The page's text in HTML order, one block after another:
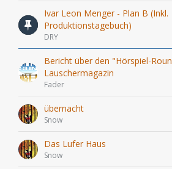
Ivar Leon Menger - Plan B (Inkl.
Produktionstagebuch)
DRY
Bericht über den "Hörspiel-
Lauschermagazin
Fader
übernacht
Snow
Das Lufer Haus
Snow